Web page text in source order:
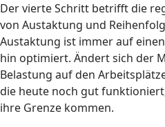
Der vierte Schritt betrifft die
von Austaktung und
Austaktung ist immer auf
hin optimiert. Ändert sich der
Belastung auf den
die heute noch gut
ihre Grenze kommen.